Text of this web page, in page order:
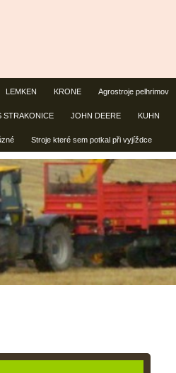
LEMKEN KRONE Agrostroje pelhrimov
STRAKONICE JOHN DEERE KUHN
Stroje které sem potkal při vyjíždce